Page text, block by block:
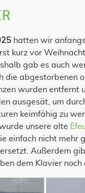
hatten wir
kurz vor
gab es auch
die abgestorbenen
wurden entfernt
ausgesät, um
keimfähig zu
unsere alte
einfach nicht mehr
Außerdem
dem Klavier noch